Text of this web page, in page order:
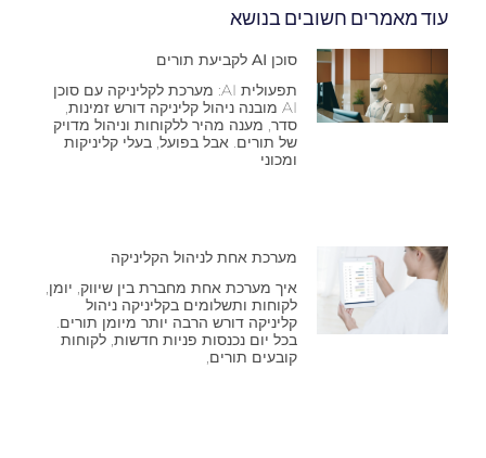
עוד מאמרים חשובים בנושא
סוכן AI לקביעת תורים
תפעולית AI: מערכת לקליניקה עם סוכן
AI מובנה ניהול קליניקה דורש זמינות,
סדר, מענה מהיר ללקוחות וניהול מדויק
של תורים. אבל בפועל, בעלי קליניקות
ומכוני
מערכת אחת לניהול הקליניקה
איך מערכת אחת מחברת בין שיווק, יומן,
לקוחות ותשלומים בקליניקה ניהול
קליניקה דורש הרבה יותר מיומן תורים.
בכל יום נכנסות פניות חדשות, לקוחות
קובעים תורים,